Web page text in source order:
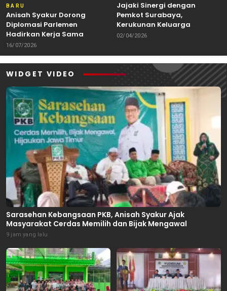
BARU
Anisah Syakur Dorong
Diplomasi Parlemen
Hadirkan Kerja Sama
Internasional yang
Berdampak bagi Kota Depok
16/07/2026
Jajaki Sinergi dengan
Pemkot Surabaya,
Kerukunan Keluarga
Kalimantan Dorong
Kuliner Nusantara
02/04/2026
WIDGET VIDEO
Sarasehan Kebangsaan PKB, Anisah Syakur Ajak
Masyarakat Cerdas Memilih dan Bijak Mengawal
9 jam yang lalu